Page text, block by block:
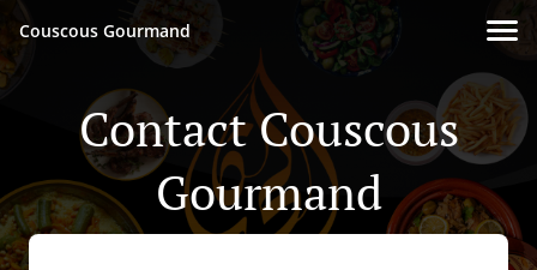
Couscous Gourmand
Contact Couscous
Gourmand